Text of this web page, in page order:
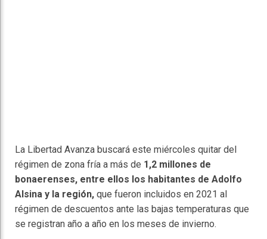
La Libertad Avanza buscará este miércoles quitar del
régimen de zona fría a más de 1,2 millones de
bonaerenses, entre ellos los habitantes de Adolfo
Alsina y la región, que fueron incluidos en 2021 al
régimen de descuentos ante las bajas temperaturas que
se registran año a año en los meses de invierno.